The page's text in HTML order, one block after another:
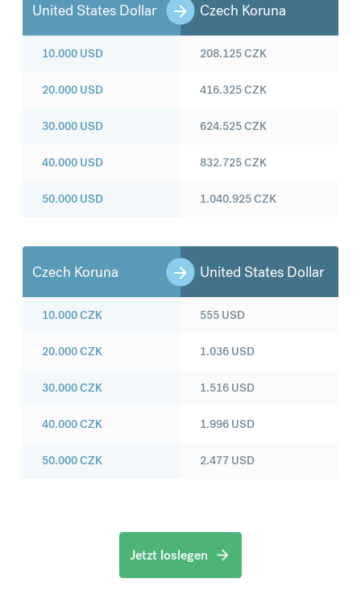
United States Dollar Czech Koruna
10.000 USD
20.000 USD
30.000 USD
40.000 USD
50.000 USD
208.125CZK
416.325CZK
624.525CZK
832.725CZK
1.040.925CZK
Czech Koruna United States Dollar
10.000CZK
20.000CZK
30.000CZK
40.000CZK
50.000CZK
555 USD
1.036 USD
1.516 USD
1.996 USD
2.477 USD
Jetzt loslegen